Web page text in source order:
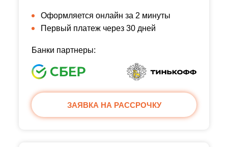
Оформляется онлайн за 2 минуты
Первый платеж через 30 дней
Банки партнеры:
ЗАЯВКА НА РАССРОЧКУ